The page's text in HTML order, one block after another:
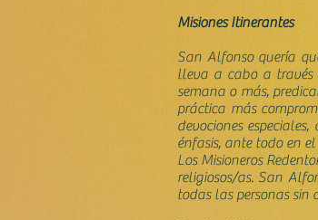
Misiones Itinerantes
San Alfonso quería
lleva a cabo a través
semana o más,
práctica más
devociones
énfasis, ante todo en
Los Misioneros
religiosos/as. San
todas las personas sin